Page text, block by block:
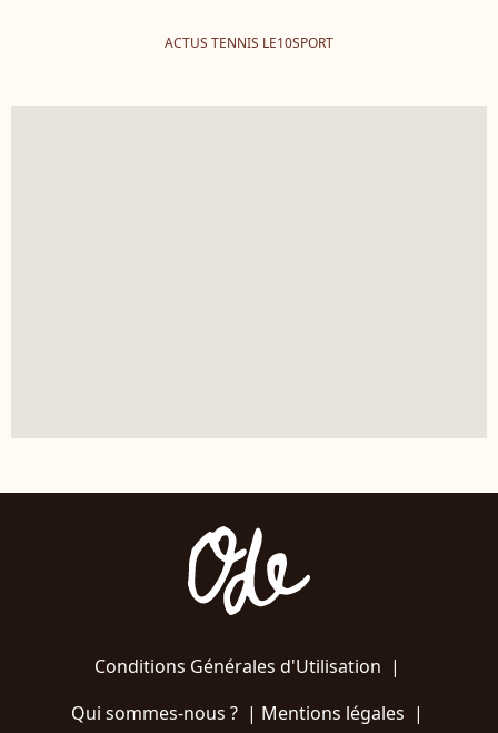
ACTUS TENNIS LE10SPORT
Conditions Générales d'Utilisation |
Qui sommes-nous ?| Mentions légales |